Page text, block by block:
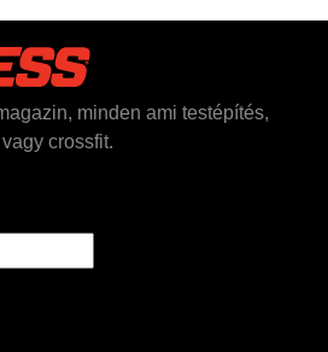
minden ami testépítés,
crossfit.